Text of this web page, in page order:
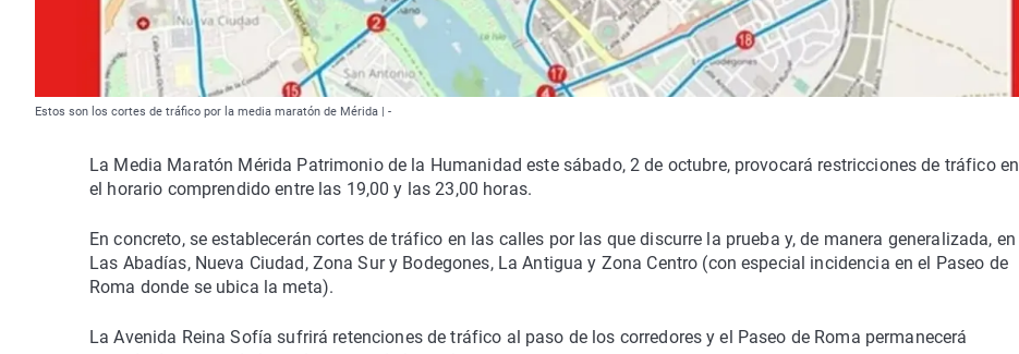
Estos son los cortes de tráfico por la media maratón de Mérida | -
La Media Maratón Mérida Patrimonio de la Humanidad este sábado, 2 de octubre, provocará restricciones de tráfico en
el horario comprendido entre las 19,00 y las 23,00 horas.
En concreto, se establecerán cortes de tráfico en las calles por las que discurre la prueba y, de manera generalizada, en
Las Abadías, Nueva Ciudad, Zona Sur y Bodegones, La Antigua y Zona Centro (con especial incidencia en el Paseo de
Roma donde se ubica la meta).
La Avenida Reina Sofía sufrirá retenciones de tráfico al paso de los corredores y el Paseo de Roma permanecerá